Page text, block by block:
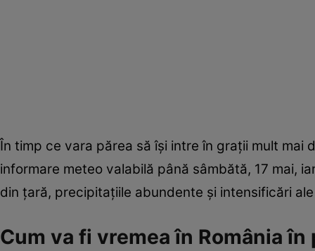
În timp ce vara părea să își intre în grații mult
informare meteo valabilă până sâmbătă, 17 mai,
din țară, precipitațiile abundente și intensificări
Cum va fi vremea în România